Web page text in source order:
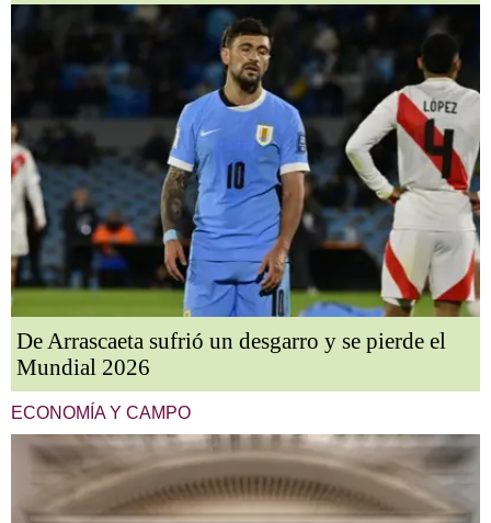
De Arrascaeta sufrió un desgarro y se pierde el
Mundial 2026
ECONOMÍA Y CAMPO